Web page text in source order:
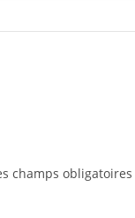
champs obligatoires